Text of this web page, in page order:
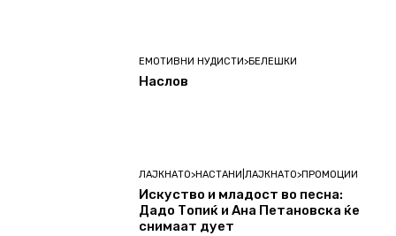
ЕМОТИВНИ НУДИСТИ>БЕЛЕШКИ
Наслов
ЛАЈКНАТО>НАСТАНИ|ЛАЈКНАТО>ПРОМОЦИИ
Искуство и младост во песна:
Дадо Топиќ и Ана Петановска ќе
снимаат дует